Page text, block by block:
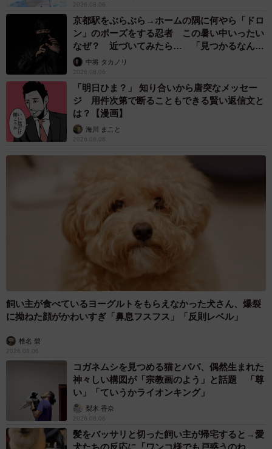
2026.08.06
京都駅をぶらぶら→ホームの隅に何やら「ドロ
ン」のポーズをする忍者 この暑い中いったい
なぜ？ 近づいてみたら… 「見つかるなんて
未熟」中将 タカノリ
2026.08.06
「明日ひま？」 知り合いから唐突なメッセー
ジ 用件次第で断ることもできる賢い返信文と
は？【漫画】
海川 まこと
2026.08.06
飼い主が食べているヨーグルトをもらえなかった犬さん、爆裂
に拗ねた顔がかわいすぎ「鼻息フスフス」「反則レベル」
椎名 碧
2026.08.06
コガネムシを見つめる猫とパパ、偶然生まれた
神々しい構図が「宗教画のよう」と話題 「尊
い」「ていうかライオンキング」
梨木 香奈
2026.08.06
髪をバッサリと切った飼い主が帰宅すると→愛